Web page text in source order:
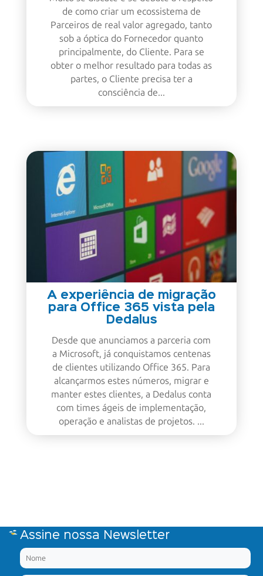
de como criar um ecossistema de
Parceiros de real valor agregado, tanto
sob a óptica do Fornecedor quanto
principalmente, do Cliente. Para se
obter o melhor resultado para todas as
partes, o Cliente precisa ter a
consciência de...
A experiência de migração
para Office 365 vista pela
Dedalus
Desde que anunciamos a parceria com
a Microsoft, já conquistamos centenas
de clientes utilizando Office 365. Para
alcançarmos estes números, migrar e
manter estes clientes, a Dedalus conta
com times ágeis de implementação,
operação e analistas de projetos. ...
Assine nossa Newsletter